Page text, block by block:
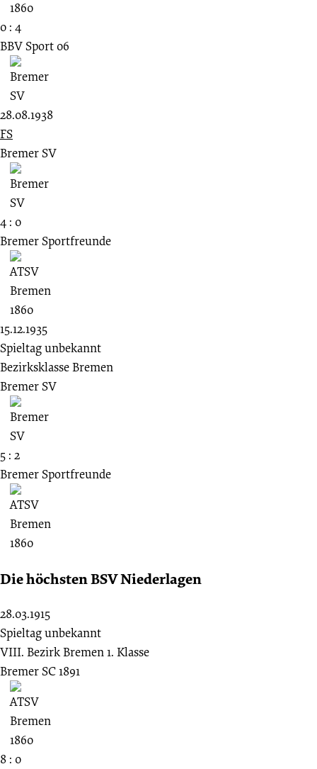
0 : 4
BBV Sport 06
28.08.1938
FS
Bremer SV
4 : 0
Bremer Sportfreunde
15.12.1935
Spieltag unbekannt
Bezirksklasse Bremen
Bremer SV
5 : 2
Bremer Sportfreunde
Die höchsten BSV Niederlagen
28.03.1915
Spieltag unbekannt
VIII. Bezirk Bremen 1. Klasse
Bremer SC 1891
8 : 0